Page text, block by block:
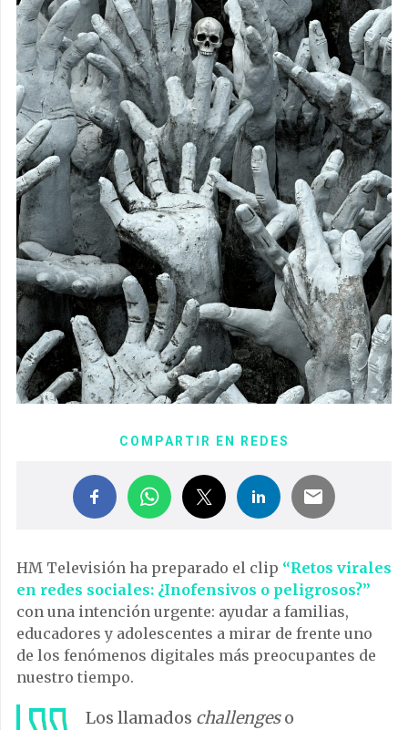
COMPARTIR EN REDES
HM Televisión ha preparado el clip “Retos virales
en redes sociales: ¿Inofensivos o peligrosos?”
con una intención urgente: ayudar a familias,
educadores y adolescentes a mirar de frente uno
de los fenómenos digitales más preocupantes de
nuestro tiempo.
Los llamados challengeso